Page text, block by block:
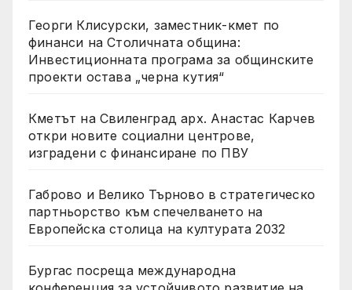
Георги Клисурски, заместник-кмет по
финанси на Столичната община:
Инвестиционната програма за общинските
проекти остава „черна кутия“
Кметът на Свиленград арх. Анастас Карчев
откри новите социални центрове,
изградени с финансиране по ПВУ
Габрово и Велико Търново в стратегическо
партньорство към спечелването на
Европейска столица на културата 2032
Бургас посреща международна